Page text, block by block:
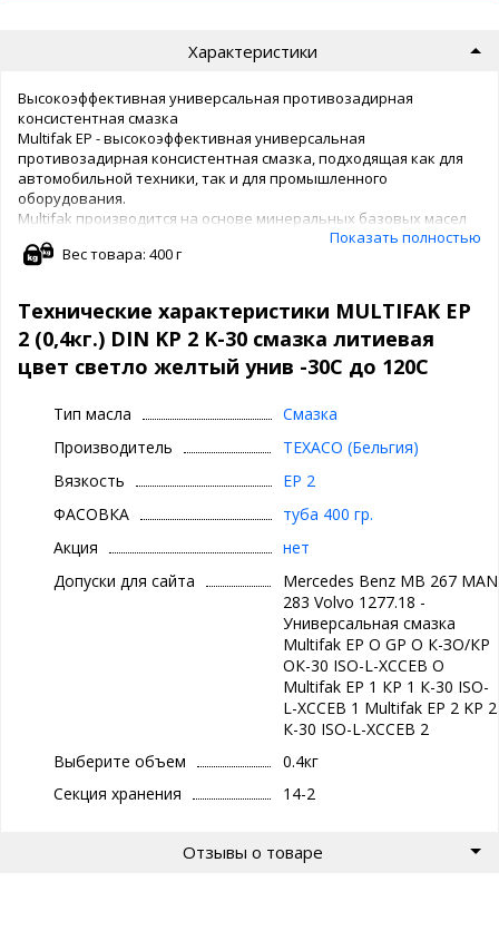
Характеристики
Высокоэффективная универсальная противозадирная
консистентная смазка
Multifak ЕР - высокоэффективная универсальная
противозадирная консистентная смазка, подходящая как для
автомобильной техники, так и для промышленного
оборудования.
Multifak производится на основе минеральных базовых масел
высокой степени очистки с добавлением литиевого
загустителя, противозадирных присадок и ингибиторов
Multifak ЕР О
Multifak ЕР 1
Multifak ЕР 2
- Эффективная защита от износа благодаря противозадирным
присадкам
- Защита металлических поверхностей от ржавления и
- Высокая окислительная стабильность
- Эффективная текучесть и прокачиваемость (для класса NLGI 2)
благодаря литиевому загустителю
- Универсальность в применении, позволяющая сократить
складские запасы и снизить риск неправильно подобранной
- Промышленные подшипники скольжения и качения
- Различные виды промышленного оборудования
- Централизованные системы смазки
- Подшипники строительной техники
- Сельскохозяйственное оборудование
Показать полностью
Вес товара: 400 г
Технические характеристики MULTIFAK EP
2 (0,4кг.) DIN KP 2 K-30 смазка литиевая
цвет светло желтый унив -30С до 120С
Тип масла
Смазка
Производитель
TEXACO (Бельгия)
Вязкость
EP 2
ФАСОВКА
туба 400 гр.
Акция
нет
Допуски для сайта
Mercedes Benz MB 267 MAN
283 Volvo 1277.18 -
Универсальная смазка
Multifak ЕР О GP О К-ЗО/КР
ОК-30 ISO-L-XCCEB О
Multifak ЕР 1 КР 1 К-30 ISO-
L-XCCEB 1 Multifak ЕР 2 KP 2
К-30 ISO-L-XCCEB 2
Выберите объем
0.4кг
Секция хранения
14-2
Отзывы о товаре